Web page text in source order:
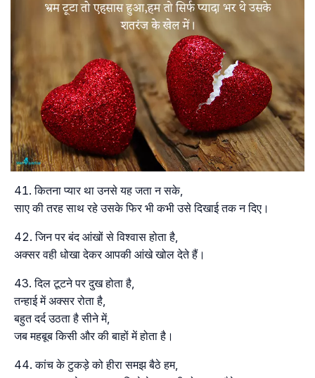
कितना प्यार था उनसे यह जता न सके,
साए की तरह साथ रहे उसके फिर भी कभी उसे दिखाई तक न दिए।
जिन पर बंद आंखों से विश्वास होता है,
अक्सर वही धोखा देकर आपकी आंखे खोल देते हैं।
दिल टूटने पर दुख होता है,
तन्हाई में अक्सर रोता है,
बहुत दर्द उठता है सीने में,
जब महबूब किसी और की बाहों में होता है।
कांच के टुकड़े को हीरा समझ बैठे हम,